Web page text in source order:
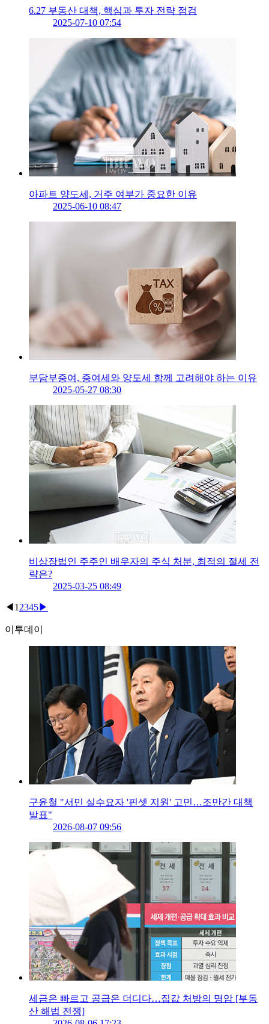
6.27 부동산 대책, 핵심과 투자 전략 점검
2025-07-10 07:54
아파트 양도세, 거주 여부가 중요한 이유
2025-06-10 08:47
부담부증여, 증여세와 양도세 함께 고려해야 하는 이유
2025-05-27 08:30
비상장법인 주주인 배우자의 주식 처분, 최적의 절세 전
략은?
2025-03-25 08:49
◀ 1 2345▶
이투데이
구윤철 "서민 실수요자 '핀셋 지원' 고민…조만간 대책
발표"
2026-08-07 09:56
세금은 빠르고 공급은 더디다…집값 처방의 명암 [부동
산 해법 전쟁]